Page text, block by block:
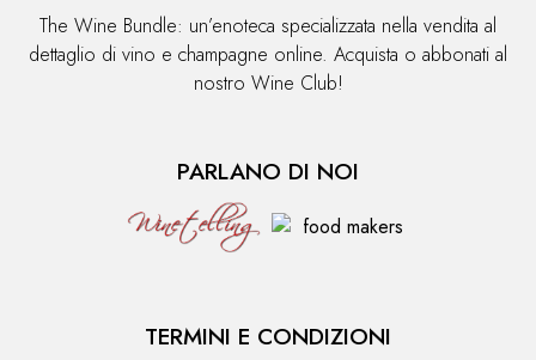
The Wine Bundle: un’enoteca specializzata nella vendita al
dettaglio di vino e champagne online. Acquista o abbonati al
nostro Wine Club!
PARLANO DI NOI
TERMINI E CONDIZIONI